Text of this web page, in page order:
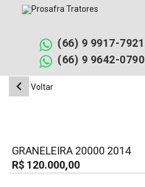
(66) 9 9917-7921
(66) 9 9642-0790
Voltar
GRANELEIRA 20000 2014
R$ 120.000,00